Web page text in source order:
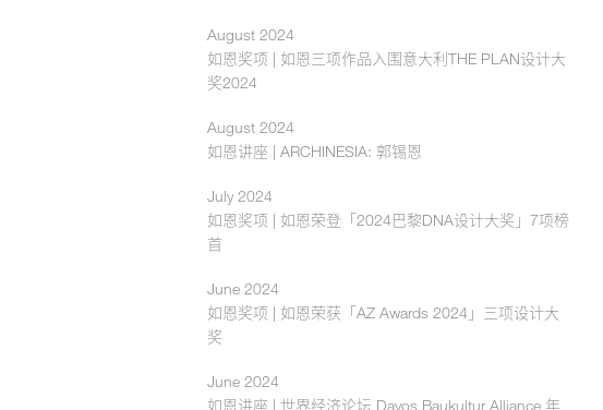
August 2024
如恩奖项 | 如恩三项作品入围意大利THE PLAN设计大
奖2024
August 2024
如恩讲座 | ARCHINESIA: 郭锡恩
July 2024
如恩奖项 | 如恩荣登「2024巴黎DNA设计大奖」7项榜
首
June 2024
如恩奖项 | 如恩荣获「AZ Awards 2024」三项设计大
奖
June 2024
如恩讲座 | 世界经济论坛 Davos Baukultur Alliance 年